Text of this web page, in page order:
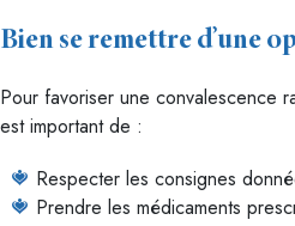
Bien se remettre d’une
Pour favoriser une convalescence
est important de :
Respecter les consignes
Prendre les médicaments